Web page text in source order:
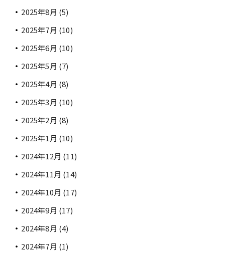
2025年8月 (5)
2025年7月 (10)
2025年6月 (10)
2025年5月 (7)
2025年4月 (8)
2025年3月 (10)
2025年2月 (8)
2025年1月 (10)
2024年12月 (11)
2024年11月 (14)
2024年10月 (17)
2024年9月 (17)
2024年8月 (4)
2024年7月 (1)